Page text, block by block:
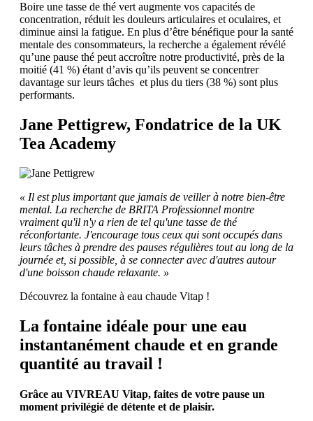
Boire une tasse de thé vert augmente vos capacités de
concentration, réduit les douleurs articulaires et oculaires, et
diminue ainsi la fatigue. En plus d’être bénéfique pour la santé
mentale des consommateurs, la recherche a également révélé
qu’une pause thé peut accroître notre productivité, près de la
moitié (41 %) étant d’avis qu’ils peuvent se concentrer
davantage sur leurs tâches et plus du tiers (38 %) sont plus
performants.
Jane Pettigrew, Fondatrice de la UK
Tea Academy
« Il est plus important que jamais de veiller à notre bien-être
mental. La recherche de BRITA Professionnel montre
vraiment qu'il n'y a rien de tel qu'une tasse de thé
réconfortante. J'encourage tous ceux qui sont occupés dans
leurs tâches à prendre des pauses régulières tout au long de la
journée et, si possible, à se connecter avec d'autres autour
d'une boisson chaude relaxante. »
Découvrez la fontaine à eau chaude Vitap !
La fontaine idéale pour une eau
instantanément chaude et en grande
quantité au travail !
Grâce au VIVREAU Vitap, faites de votre pause un
moment privilégié de détente et de plaisir.